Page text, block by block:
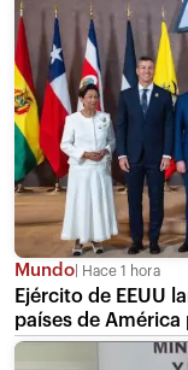
Mundo Hace 1 hora
Ejército de EEUU
países de